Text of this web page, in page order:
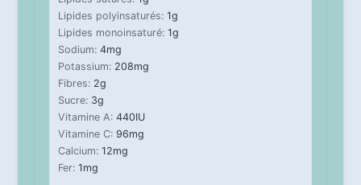
Lipides polyinsaturés: 1g
Lipides monoinsaturé: 1g
Sodium: 4mg
Potassium: 208mg
Fibres: 2g
Sucre: 3g
Vitamine A: 440IU
Vitamine C: 96mg
Calcium: 12mg
Fer: 1mg